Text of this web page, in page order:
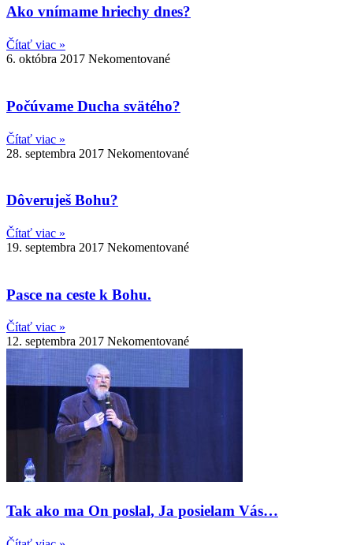
Ako vnímame hriechy dnes?
Čítať viac »
6. októbra 2017 Nekomentované
Počúvame Ducha svätého?
Čítať viac »
28. septembra 2017 Nekomentované
Dôveruješ Bohu?
Čítať viac »
19. septembra 2017 Nekomentované
Pasce na ceste k Bohu.
Čítať viac »
12. septembra 2017 Nekomentované
Tak ako ma On poslal, Ja posielam Vás…